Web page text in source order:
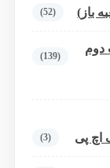
باز) (52)
دوم
(139)
اچ پی (3)